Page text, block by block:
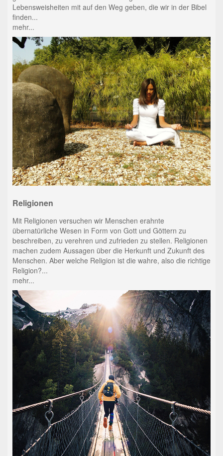
Lebensweisheiten mit auf den Weg geben, die wir in der Bibel
finden...
mehr...
Religionen
Mit Religionen versuchen wir Menschen erahnte
übernatürliche Wesen in Form von Gott und Göttern zu
beschreiben, zu verehren und zufrieden zu stellen. Religionen
machen zudem Aussagen über die Herkunft und Zukunft des
Menschen. Aber welche Religion ist die wahre, also die richtige
Religion?...
mehr...